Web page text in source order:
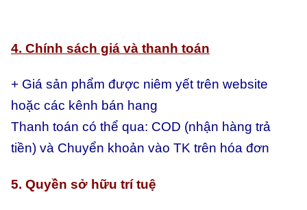
4. Chính sách giá và thanh toán
+ Giá sản phẩm được niêm yết trên website
hoặc các kênh bán hang
Thanh toán có thể qua: COD (nhận hàng trả
tiền) và Chuyển khoản vào TK trên hóa đơn
5. Quyền sở hữu trí tuệ